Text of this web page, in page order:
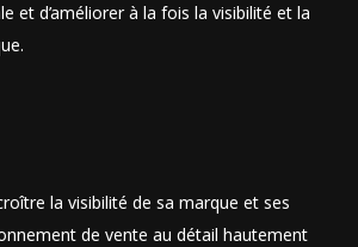
et d’améliorer à la fois la visibilité et la
la visibilité de sa marque et ses
de vente au détail hautement